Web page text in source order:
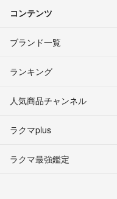
コンテンツ
ブランド一覧
ランキング
人気商品チャンネル
ラクマplus
ラクマ最強鑑定